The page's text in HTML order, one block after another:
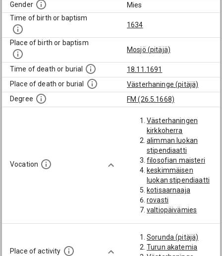
Gender
Mies
Time of birth or baptism
1634
Place of birth or baptism
Mosjö (pitäjä)
Time of death or burial
18.11.1691
Place of death or burial
Västerhaninge (pitäjä)
Degree
FM (26.5.1668)
Vocation
Västerhaningen
kirkkoherra
alimman luokan
stipendiaatti
filosofian maisteri
keskimmäisen
luokan stipendiaatti
kotisaarnaaja
rovasti
valtiopäivämies
Place of activity
Sorunda (pitäjä)
Turun akatemia